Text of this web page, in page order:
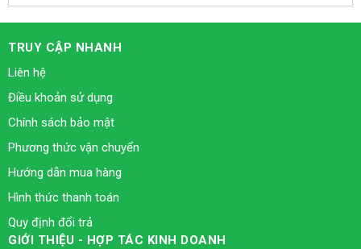
TRUY CẬP NHANH
Liên hệ
Điều khoản sử dụng
Chính sách bảo mật
Phương thức vận chuyển
Hướng dẫn mua hàng
Hình thức thanh toán
Quy định đổi trả
GIỚI THIỆU - HỢP TÁC KINH DOANH